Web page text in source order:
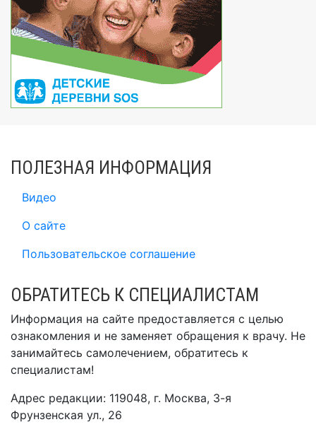
ПОЛЕЗНАЯ ИНФОРМАЦИЯ
Видео
О сайте
Пользовательское соглашение
ОБРАТИТЕСЬ К СПЕЦИАЛИСТАМ
Информация на сайте предоставляется с целью
ознакомления и не заменяет обращения к врачу. Не
занимайтесь самолечением, обратитесь к
специалистам!
Адрес редакции: 119048, г. Москва, 3-я
Фрунзенская ул., 26